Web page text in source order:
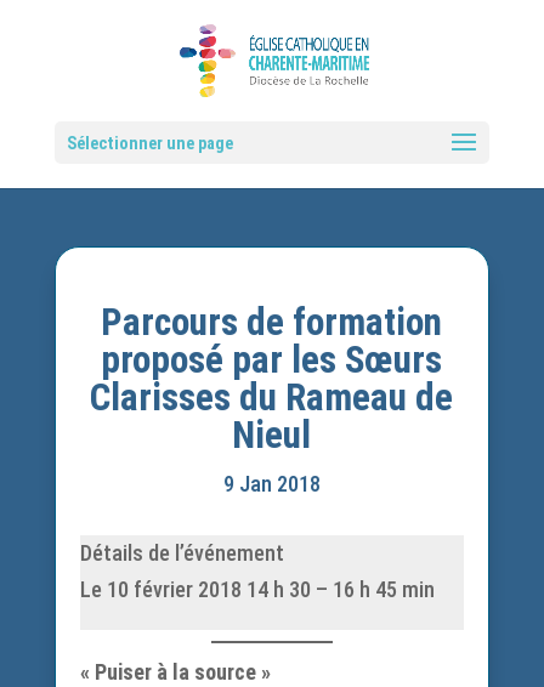
Sélectionner une page
Parcours de formation
proposé par les Sœurs
Clarisses du Rameau de
Nieul
9 Jan 2018
Détails de l’événement
Le 10 février 2018 14 h 30 – 16 h 45 min
« Puiser à la source »